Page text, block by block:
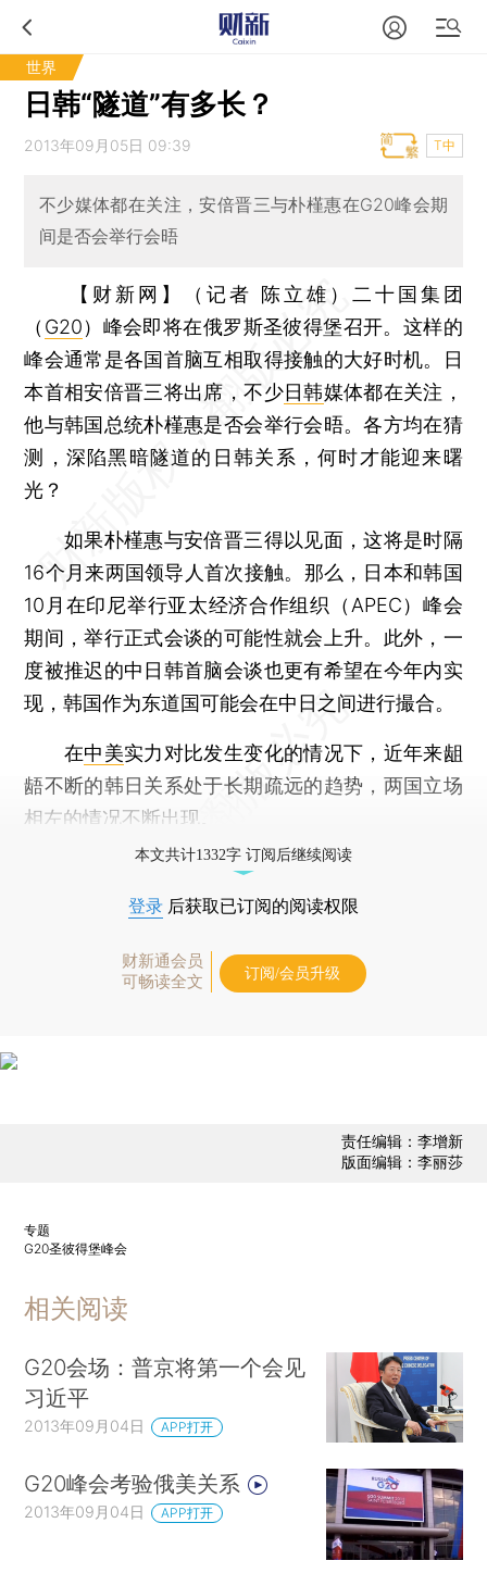
世界
日韩“隧道”有多长？
2013年09月05日 09:39 T中
不少媒体都在关注，安倍晋三与朴槿惠在G20峰会期
间是否会举行会晤
【财新网】（记者 陈立雄） 二十国集团
（ G20）峰会即将在俄罗斯圣彼得堡召开。这样的
峰会通常是各国首脑互相取得接触的大好时机。日
本首相安倍晋三将出席，不少日韩媒体都在关注，
他与韩国总统朴槿惠是否会举行会晤。各方均在猜
测，深陷黑暗隧道的日韩关系，何时才能迎来曙
光？
如果朴槿惠与安倍晋三得以见面，这将是时隔
16个月来两国领导人首次接触。那么，日本和韩国
10月在印尼举行亚太经济合作组织（APEC）峰会
期间，举行正式会谈的可能性就会上升。此外，一
度被推迟的中日韩首脑会谈也更有希望在今年内实
现，韩国作为东道国可能会在中日之间进行撮合。
在中美实力对比发生变化的情况下，近年来龃
龉不断的韩日关系处于长期疏远的趋势，两国立场
相左的情况不断出现。
本文共计1332字 订阅后继续阅读
登录 后获取已订阅的阅读权限
财新通会员
可畅读全文
订阅/会员升级
责任编辑：李增新
版面编辑：李丽莎
专题
G20圣彼得堡峰会
相关阅读
G20会场：普京将第一个会见
习近平
2013年09月04日 APP打开
G20峰会考验俄美关系
2013年09月04日 APP打开